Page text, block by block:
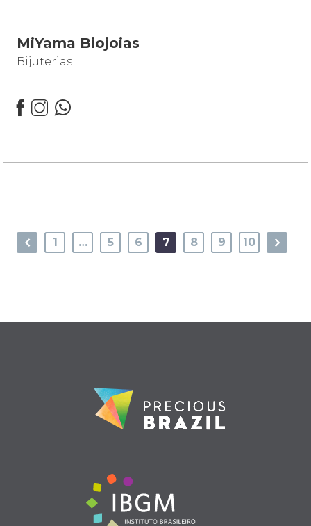
MiYama Biojoias
Bijuterias
1 … 5 6 7 8 9 10